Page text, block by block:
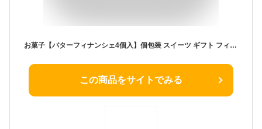
お菓子【バターフィナンシェ4個入】個包装 スイーツ ギフト フィナンシェ 焼き菓子 洋菓子 内祝い お祝い 出産祝い お礼 可愛い 職場 退職 菓子折り ご挨拶 東京 お土産 プレゼント バターバトラー お中元 夏ギフト 暑中見舞い
この商品をサイトでみる